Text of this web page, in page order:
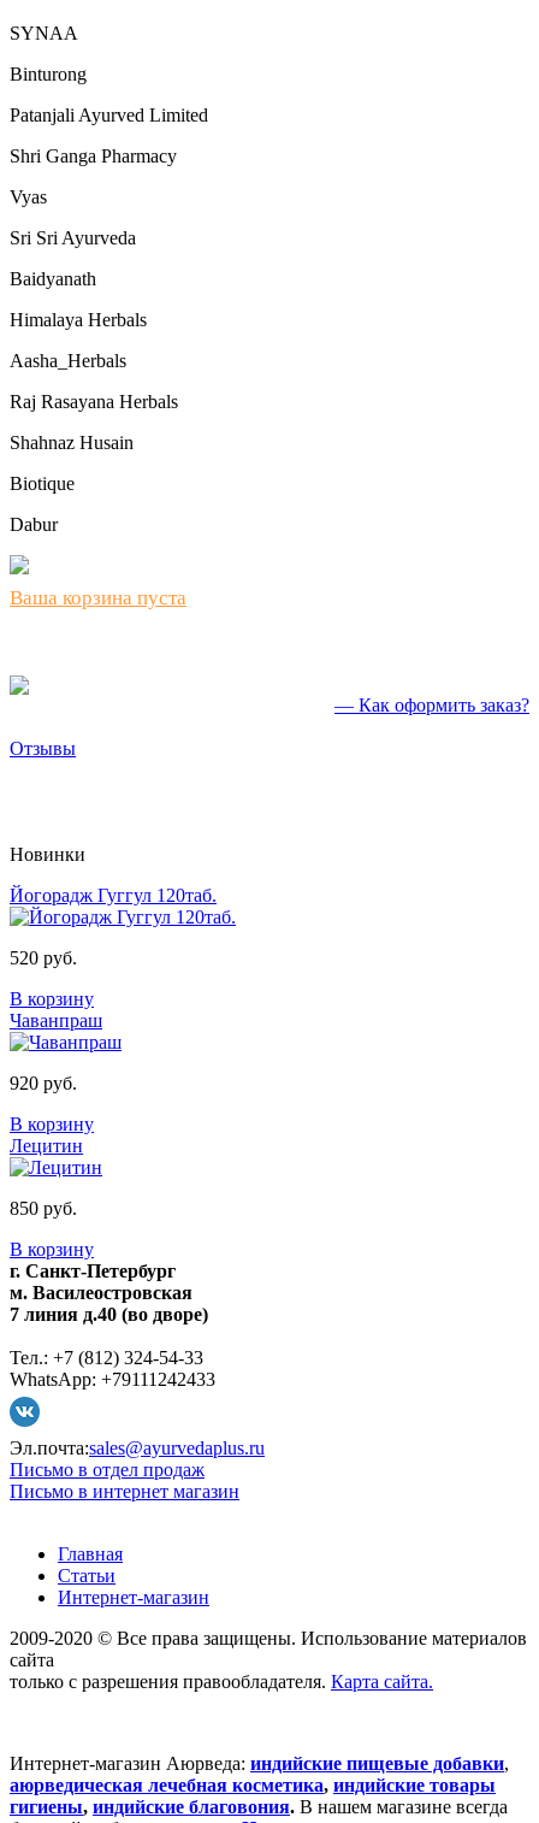
SYNAA
Binturong
Patanjali Ayurved Limited
Shri Ganga Pharmacy
Vyas
Sri Sri Ayurveda
Baidyanath
Himalaya Herbals
Aasha_Herbals
Raj Rasayana Herbals
Shahnaz Husain
Biotique
Dabur
Ваша корзина пуста
— Как оформить заказ?
Отзывы
Новинки
Йогорадж Гуггул 120таб.
520 руб.
В корзину
Чаванпраш
920 руб.
В корзину
Лецитин
850 руб.
В корзину
г. Санкт-Петербург
м. Василеостровская
7 линия д.40 (во дворе)
Тел.: +7 (812) 324-54-33
WhatsApp: +79111242433
Эл.почта:sales@ayurvedaplus.ru
Письмо в отдел продаж
Письмо в интернет магазин
Главная
Статьи
Интернет-магазин
2009-2020 © Все права защищены. Использование материалов
сайта
только с разрешения правообладателя. Карта сайта.
Интернет-магазин Аюрведа: индийские пищевые добавки,
аюрведическая лечебная косметика, индийские товары
гигиены, индийские благовония. В нашем магазине всегда